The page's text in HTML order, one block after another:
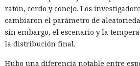
causaron un daño real tanto a las
millones de sus clientes.
Tras la divulgación del incidente,
no detectó problemas en la seguridad
ratón, cerdo y conejo. Los
cambiaron el parámetro de
sin embargo, el escenario y la
la distribución final.
Hubo una diferencia notable entre